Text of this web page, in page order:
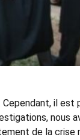
il est
nous
de la